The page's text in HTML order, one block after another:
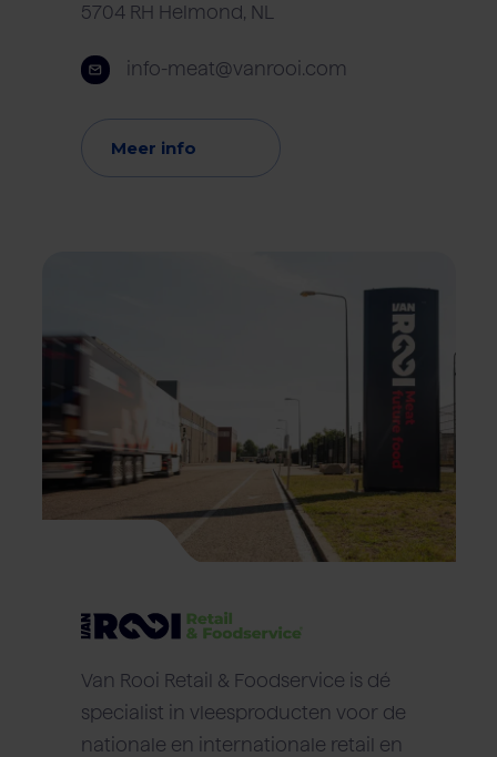
5704 RH Helmond, NL
info-meat@vanrooi.com
Meer info
Van Rooi Retail & Foodservice is dé
specialist in vleesproducten voor de
nationale en internationale retail en